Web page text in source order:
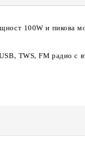
100W и пикова
TWS, FM радио с